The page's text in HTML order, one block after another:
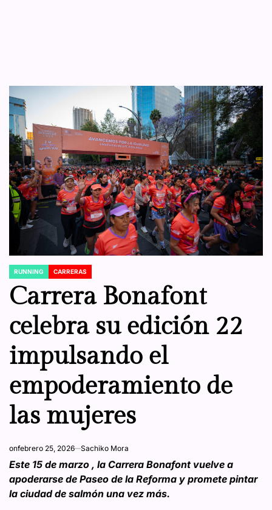
POSTED
RUNNING CARRERAS
Carrera Bonafont
celebra su edición 22
impulsando el
empoderamiento de
las mujeres
onfebrero 25, 2026 Sachiko Mora
Este 15 de marzo , la Carrera Bonafont vuelve a
apoderarse de Paseo de la Reforma y promete pintar
la ciudad de salmón una vez más.